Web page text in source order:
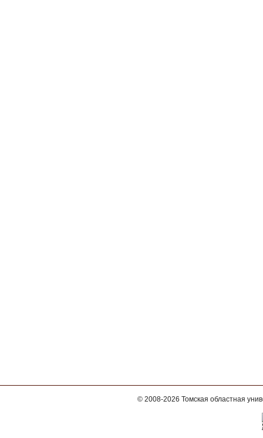
© 2008-2026 Томская областная